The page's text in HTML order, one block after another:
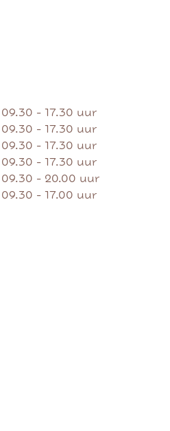
09.30 - 17.30 uur
09.30 - 17.30 uur
09.30 - 17.30 uur
09.30 - 17.30 uur
09.30 - 20.00 uur
09.30 - 17.00 uur